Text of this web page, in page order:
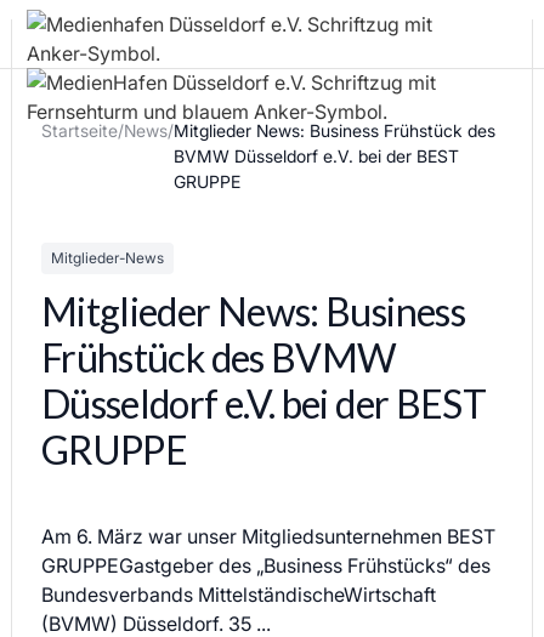
Startseite/News/Mitglieder News: Business Frühstück des
BVMW Düsseldorf e.V. bei der BEST
GRUPPE
Mitglieder-News
Mitglieder News: Business
Frühstück des BVMW
Düsseldorf e.V. bei der BEST
GRUPPE
Am 6. März war unser Mitgliedsunternehmen BEST
GRUPPEGastgeber des „Business Frühstücks“ des
Bundesverbands MittelständischeWirtschaft
(BVMW) Düsseldorf. 35 ...